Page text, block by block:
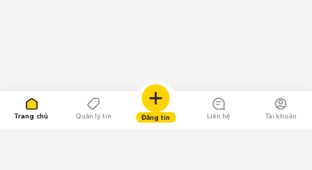
Trang chủ Quản lý tin Đăng tin Liên hệ Tài khoản